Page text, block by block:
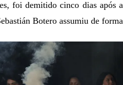
foi demitido cinco dias após
Botero assumiu de